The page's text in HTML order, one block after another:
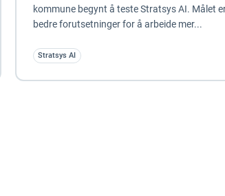
kommune begynt å teste Stratsys AI. Målet
bedre forutsetninger for å arbeide mer...
Stratsys AI